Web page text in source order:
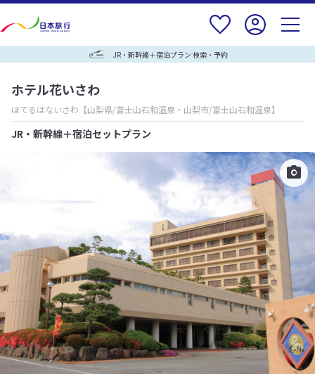
JR・新幹線＋宿泊プラン 検索・予約
ホテル花いさわ
ほてるはないさわ 【山梨県/富士山石和温泉・山梨市/富士山石和温泉】
JR・新幹線＋宿泊セットプラン